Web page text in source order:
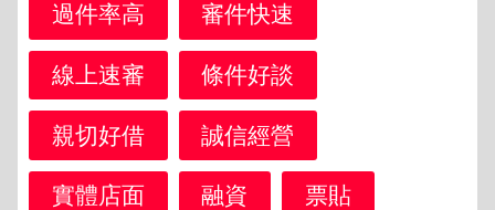
過件率高 審件快速
線上速審 條件好談
親切好借 誠信經營
實體店面 融資 票貼